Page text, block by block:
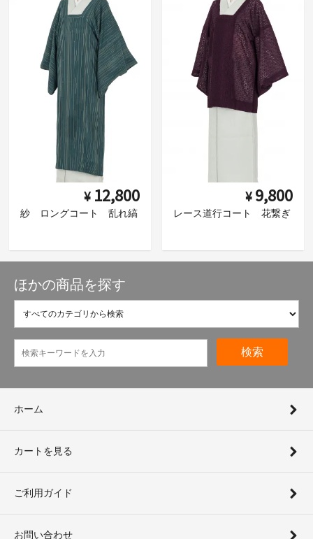
¥ 12,800
紗 ロングコート 乱れ縞
¥ 9,800
レース道行コート 花繋ぎ
ほかの商品を探す
検索
ホーム
カートを見る
ご利用ガイド
お問い合わせ